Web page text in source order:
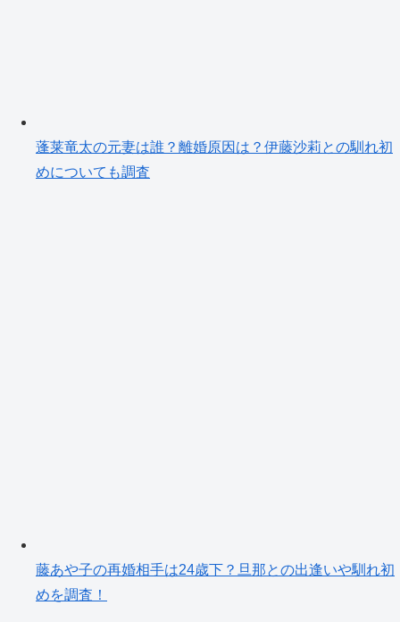
蓬莱竜太の元妻は誰？離婚原因は？伊藤沙莉との馴れ初
めについても調査
藤あや子の再婚相手は24歳下？旦那との出逢いや馴れ初
めを調査！